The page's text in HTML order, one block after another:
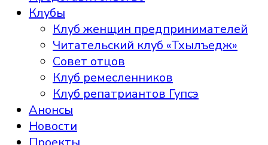
Клубы
Клуб женщин предпринимателей
Читательский клуб «Тхылъедж»
Совет отцов
Клуб ремесленников
Клуб репатриантов Гупсэ
Анонсы
Новости